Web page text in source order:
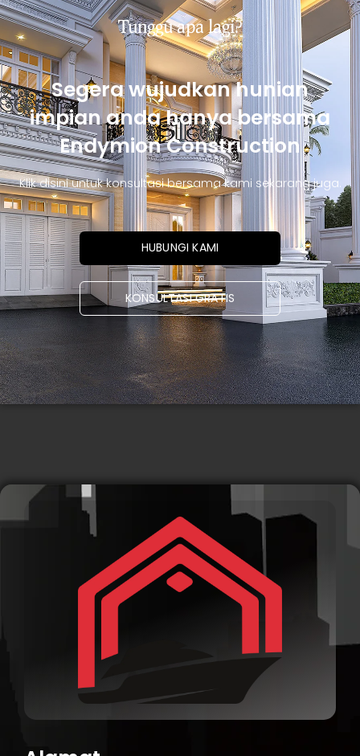
Tunggu apa lagi?
Segera wujudkan hunian
impian anda hanya bersama
Endymion Construction
Klik disini untuk konsultasi bersama kami sekarang juga.
HUBUNGI KAMI
KONSULTASI GRATIS